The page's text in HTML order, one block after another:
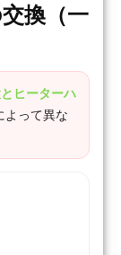
換（一
ヒーターハ
よって異な